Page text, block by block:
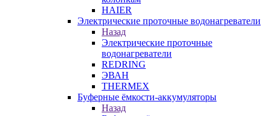
HAIER
Электрические проточные водонагреватели
Назад
Электрические проточные
водонагреватели
REDRING
ЭВАН
THERMEX
Буферные ёмкости-аккумуляторы
Назад